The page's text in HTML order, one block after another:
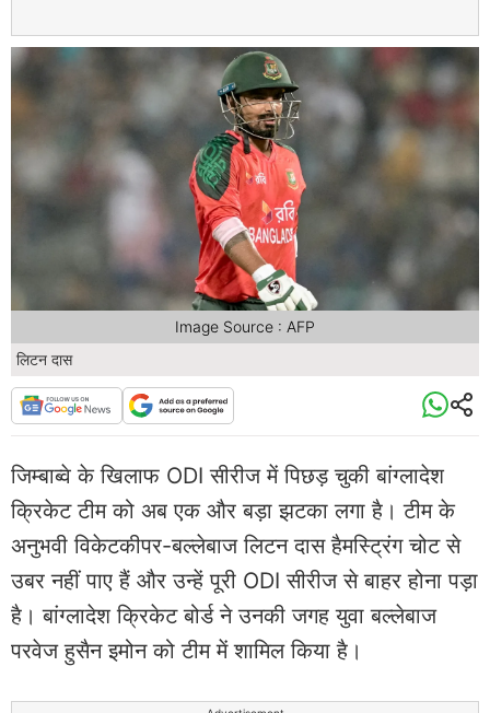
लिटन दास
Image Source : AFP
जिम्बाब्वे के खिलाफ ODI सीरीज में पिछड़ चुकी बांग्लादेश
क्रिकेट टीम को अब एक और बड़ा झटका लगा है। टीम के
अनुभवी विकेटकीपर-बल्लेबाज लिटन दास हैमस्ट्रिंग चोट से
उबर नहीं पाए हैं और उन्हें पूरी ODI सीरीज से बाहर होना पड़ा
है। बांग्लादेश क्रिकेट बोर्ड ने उनकी जगह युवा बल्लेबाज
परवेज हुसैन इमोन को टीम में शामिल किया है।